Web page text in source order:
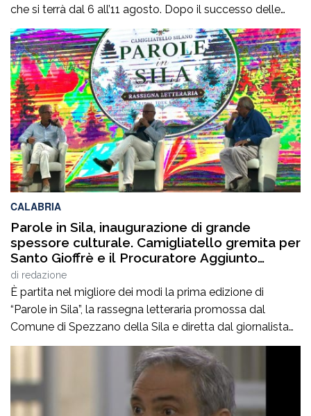
che si terrà dal 6 all’11 agosto. Dopo il successo delle
prime due edizioni, nel 2024 e nel 2025, che hanno
portato nell’entroterra calabrese autorevoli protagonisti
della cultura italiana e internazionale, anche per
quest’annoLYRIKS – Laboratorio Interdisciplinare […]
CALABRIA
Parole in Sila, inaugurazione di grande
spessore culturale. Camigliatello gremita per
Santo Gioffrè e il Procuratore Aggiunto
Stefano Musolino
di redazione
È partita nel migliore dei modi la prima edizione di
“Parole in Sila”, la rassegna letteraria promossa dal
Comune di Spezzano della Sila e diretta dal giornalista
Pasquale Motta, che fino al 19 agosto porterà a
Camigliatello Silano alcuni tra i più autorevoli
protagonisti del panorama culturale e istituzionale
italiano. Nella splendida cornice di Piazza […]